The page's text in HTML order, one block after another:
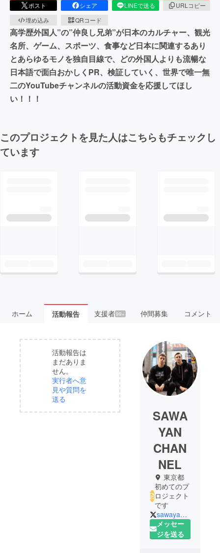
ポスト シェア LINEで送る
URLコピー
埋め込み
QRコード
高学歴外国人”の”仲良し兄弟”が日本のカルチャー、観光
名所、ゲーム、スポーツ、食事など日本に関連するあり
とあらゆるモノを独自目線で、どの外国人よりも流暢な
日本語で面白おかしくPR、検証していく、世界で唯一無
二のYouTubeチャンネルの活動資金を応援してほし
い！！！
このプロジェクトを見た人はこちらもチェックし
ています
ホーム 活動報告 支援者99+ 仲間募集 コメント
活動報告は
まだありま
せん。
実行者へ意
見や質問を
送る
SAWA
YAN
CHAN
NEL
東京都
初めてのプ
ロジェクト
です
sawayanchannel
メッセー
ジを送る